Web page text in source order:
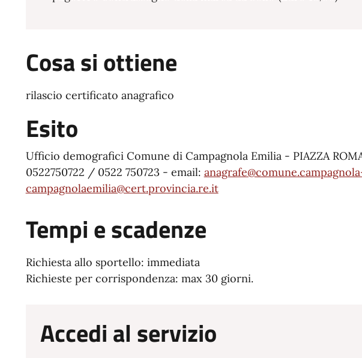
Cosa si ottiene
rilascio certificato anagrafico
Esito
Ufficio demografici Comune di Campagnola Emilia - PIAZZA
0522750722 / 0522 750723 - email:
campagnolaemilia@cert.provincia.re.it
Tempi e scadenze
Richiesta allo sportello: immediata
Richieste per corrispondenza: max 30 giorni.
Accedi al servizio